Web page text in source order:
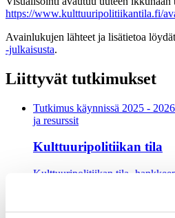
https://www.kulttuuripolitiikantila.fi/
Avainlukujen lähteet ja lisätietoa löydät
-julkaisusta.
Liittyvät tutkimukset
Tutkimus käynnissä 2025 -
ja resurssit
Kulttuuripolitiikan tila
Kulttuuripolitiikan tila -
yleiskuvaa suomalaisen
tietoon perustuvaa
pilotoidaan Kulttuuripolitiikan